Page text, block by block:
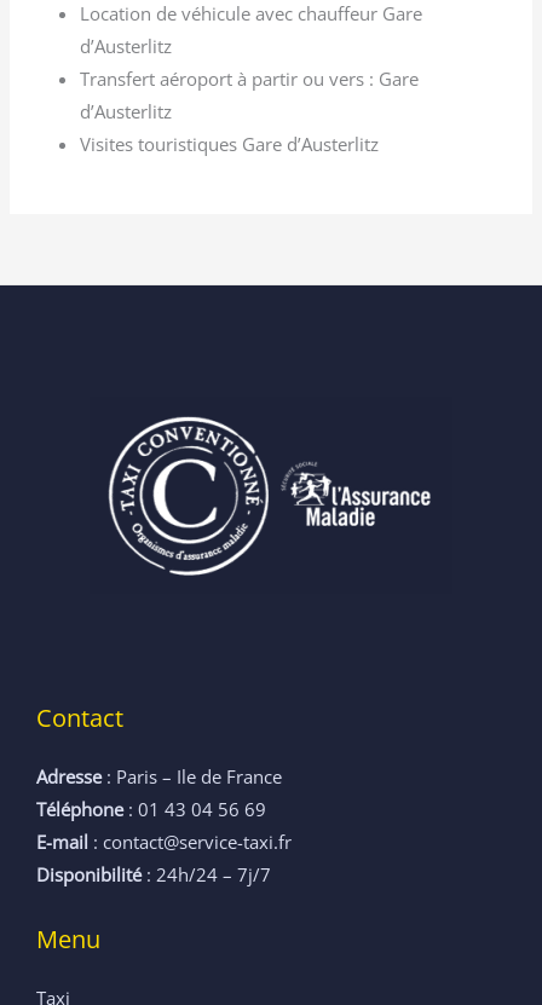
Location de véhicule avec chauffeur Gare
d’Austerlitz
Transfert aéroport à partir ou vers : Gare
d’Austerlitz
Visites touristiques Gare d’Austerlitz
Contact
Adresse: Paris – Ile de France
Téléphone: 01 43 04 56 69
E-mail : contact@service-taxi.fr
Disponibilité: 24h/24 – 7j/7
Menu
Taxi